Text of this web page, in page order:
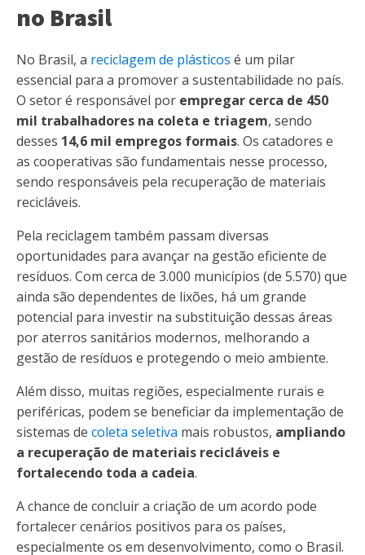
no Brasil
No Brasil, a reciclagem de plásticos é um pilar
essencial para a promover a sustentabilidade no país.
O setor é responsável por empregar cerca de 450
mil trabalhadores na coleta e triagem, sendo
desses 14,6 mil empregos formais. Os catadores e
as cooperativas são fundamentais nesse processo,
sendo responsáveis pela recuperação de materiais
recicláveis.
Pela reciclagem também passam diversas
oportunidades para avançar na gestão eficiente de
resíduos. Com cerca de 3.000 municípios (de 5.570) que
ainda são dependentes de lixões, há um grande
potencial para investir na substituição dessas áreas
por aterros sanitários modernos, melhorando a
gestão de resíduos e protegendo o meio ambiente.
Além disso, muitas regiões, especialmente rurais e
periféricas, podem se beneficiar da implementação de
sistemas de coleta seletiva mais robustos, ampliando
a recuperação de materiais recicláveis e
fortalecendo toda a cadeia.
A chance de concluir a criação de um acordo pode
fortalecer cenários positivos para os países,
especialmente os em desenvolvimento, como o Brasil.